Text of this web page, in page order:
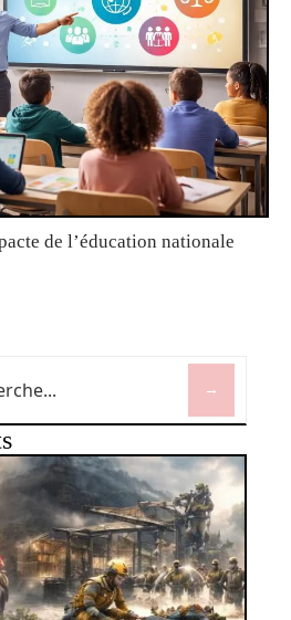
de l’éducation nationale